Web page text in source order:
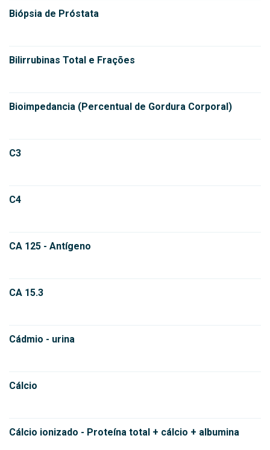
Biópsia de Próstata
Bilirrubinas Total e Frações
Bioimpedancia (Percentual de Gordura Corporal)
C3
C4
CA 125 - Antígeno
CA 15.3
Cádmio - urina
Cálcio
Cálcio ionizado - Proteína total + cálcio + albumina